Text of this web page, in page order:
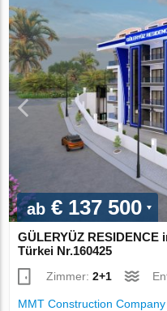
ab € 137 500
GÜLERYÜZ RESIDENCE
Türkei Nr.160425
Zimmer:2+1
MMT Construction Company